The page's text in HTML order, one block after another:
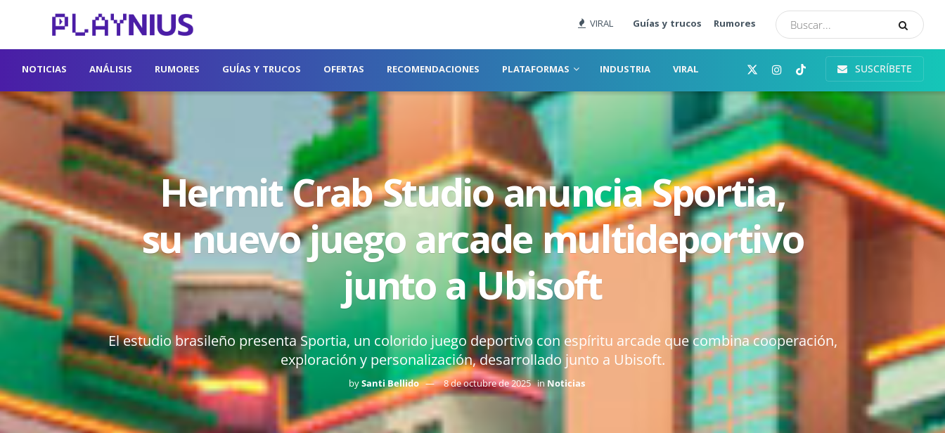
VIRAL Guías y trucos Rumores
NOTICIAS ANÁLISIS RUMORES GUÍAS Y TRUCOS OFERTAS RECOMENDACIONES PLATAFORMAS INDUSTRIA VIRAL SUSCRÍBETE
Hermit Crab Studio anuncia Sportia,
su nuevo juego arcade multideportivo
junto a Ubisoft
El estudio brasileño presenta Sportia, un colorido juego deportivo con espíritu arcade que combina cooperación,
exploración y personalización, desarrollado junto a Ubisoft.
bySanti Bellido 8 de octubre de 2025 inNoticias